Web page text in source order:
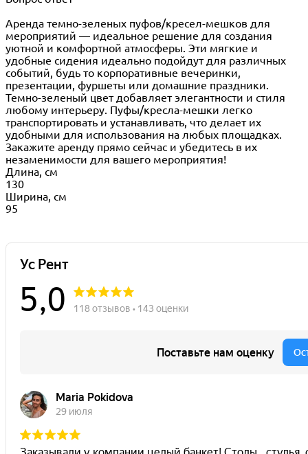
Аренда темно-зеленых пуфов/кресел-мешков для
мероприятий — идеальное решение для создания
уютной и комфортной атмосферы. Эти мягкие и
удобные сидения идеально подойдут для различных
событий, будь то корпоративные вечеринки,
презентации, фуршеты или домашние праздники.
Темно-зеленый цвет добавляет элегантности и стиля
любому интерьеру. Пуфы/кресла-мешки легко
транспортировать и устанавливать, что делает их
удобными для использования на любых площадках.
Закажите аренду прямо сейчас и убедитесь в их
незаменимости для вашего мероприятия!
Длина, см
130
Ширина, см
95